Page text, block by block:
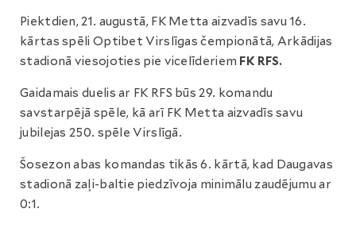
Piektdien, 21. augustā, FK Metta aizvadīs savu 16.
kārtas spēli Optibet Virslīgas čempionātā, Arkādijas
stadionā viesojoties pie vicelīderiem FK RFS.
Gaidamais duelis ar FK RFS būs 29. komandu
savstarpējā spēle, kā arī FK Metta aizvadīs savu
jubilejas 250. spēle Virslīgā.
Šosezon abas komandas tikās 6. kārtā, kad Daugavas
stadionā zaļi-baltie piedzīvoja minimālu zaudējumu ar
0:1.